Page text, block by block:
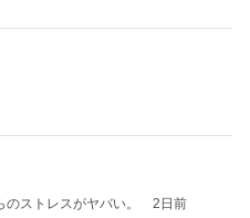
ストレスがヤバい。 2日前